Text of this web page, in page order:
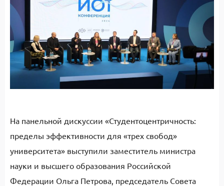
На панельной дискуссии «Студентоцентричность:
пределы эффективности для «трех свобод»
университета» выступили заместитель министра
науки и высшего образования Российской
Федерации Ольга Петрова, председатель Совета